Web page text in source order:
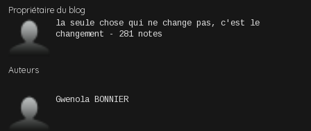
Propriétaire du blog
la seule chose qui ne change pas, c'est le
changement - 281 notes
Auteurs
Gwenola BONNIER